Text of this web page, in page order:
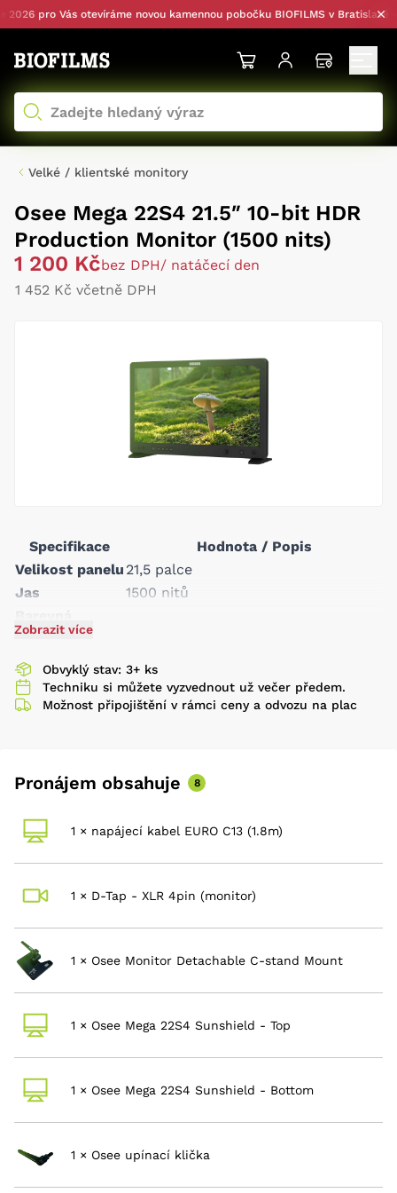
pro Vás otevíráme novou kamennou pobočku BIOFILMS v Bratislavě
Velké / klientské monitory
Osee Mega 22S4 21.5″ 10-bit HDR
Production Monitor (1500 nits)
1 200 Kčbez DPH/ natáčecí den
1 452 Kč včetně DPH
Specifikace
Hodnota / Popis
Velikost panelu 21,5 palce
Jas
1500 nitů
hloubka
2K (2048×1080):
23.98/24/25/29.97/30/50/59.94/60P,
23.98/24/25/29.97/30Psf; HD
50/59.94/60P
Další
aktualizace firmwaru; USB Type-C
sluchátkový výstup
Napájení
Nástroje pro
rámování a
expozici
Poměr stran, bezpečná zóna, střed,
scope, histogram
ostatní
MULTI-SCOPES, otočení displeje,
Rozlišení
1920×1080
Kontrastní
Zobrazit více
Obvyklý stav: 3+ ks
Techniku si můžete vyzvednout už večer předem.
Možnost připojištění v rámci ceny a odvozu na plac
Pronájem obsahuje 8
1 × napájecí kabel EURO C13 (1.8m)
1 × D-Tap - XLR 4pin (monitor)
1 × Osee Monitor Detachable C-stand Mount
1 × Osee Mega 22S4 Sunshield - Top
1 × Osee Mega 22S4 Sunshield - Bottom
1 × Osee upínací klička